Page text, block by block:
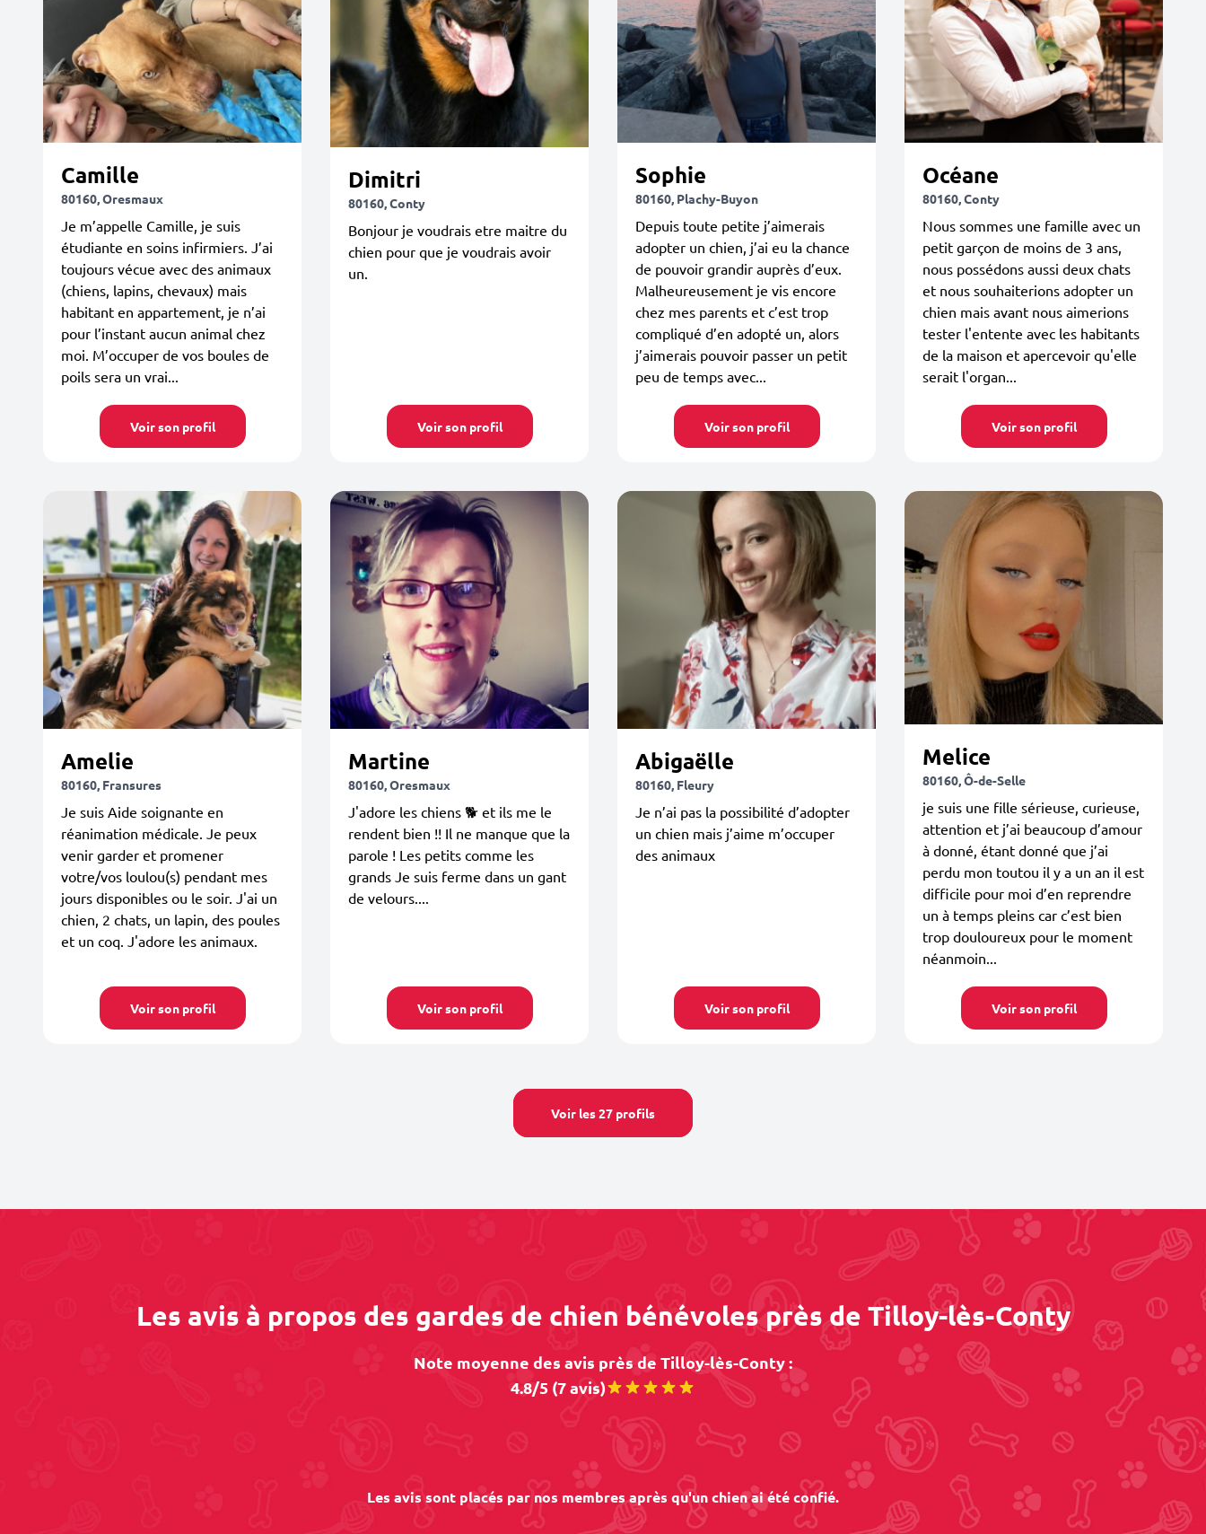
Camille
80160, Oresmaux
Je m’appelle Camille, je suis
étudiante en soins infirmiers. J’ai
toujours vécue avec des animaux
(chiens, lapins, chevaux) mais
habitant en appartement, je n’ai
pour l’instant aucun animal chez
moi. M’occuper de vos boules de
poils sera un vrai...
Voir son profil
Dimitri
80160, Conty
Bonjour je voudrais etre maitre du
chien pour que je voudrais avoir
un.
Voir son profil
Sophie
80160, Plachy-Buyon
Depuis toute petite j’aimerais
adopter un chien, j’ai eu la chance
de pouvoir grandir auprès d’eux.
Malheureusement je vis encore
chez mes parents et c’est trop
compliqué d’en adopté un, alors
j’aimerais pouvoir passer un petit
peu de temps avec...
Voir son profil
Océane
80160, Conty
Nous sommes une famille avec un
petit garçon de moins de 3 ans,
nous possédons aussi deux chats
et nous souhaiterions adopter un
chien mais avant nous aimerions
tester l'entente avec les habitants
de la maison et apercevoir qu'elle
serait l'organ...
Voir son profil
Amelie
80160, Fransures
Je suis Aide soignante en
réanimation médicale. Je peux
venir garder et promener
votre/vos loulou(s) pendant mes
jours disponibles ou le soir. J'ai un
chien, 2 chats, un lapin, des poules
et un coq. J'adore les animaux.
Voir son profil
Martine
80160, Oresmaux
J'adore les chiens 🐕 et ils me le
rendent bien !! Il ne manque que la
parole ! Les petits comme les
grands Je suis ferme dans un gant
de velours....
Voir son profil
Abigaëlle
80160, Fleury
Je n’ai pas la possibilité d’adopter
un chien mais j’aime m’occuper
des animaux
Voir son profil
Melice
80160, Ô-de-Selle
je suis une fille sérieuse, curieuse,
attention et j’ai beaucoup d’amour
à donné, étant donné que j’ai
perdu mon toutou il y a un an il est
difficile pour moi d’en reprendre
un à temps pleins car c’est bien
trop douloureux pour le moment
néanmoin...
Voir son profil
Voir les 27 profils
Les avis à propos des gardes de chien bénévoles près de Tilloy-lès-Conty
Note moyenne des avis près de Tilloy-lès-Conty :
4.8/5 (7 avis)
Les avis sont placés par nos membres après qu'un chien ai été confié.